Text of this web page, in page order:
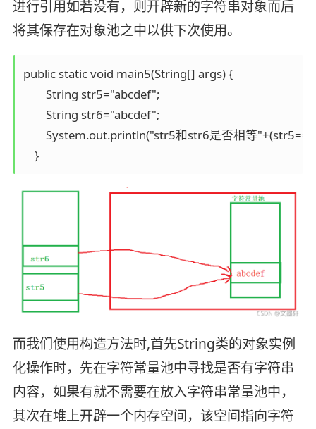
进行引用如若没有，则开辟新的字符串对象而后
将其保存在对象池之中以供下次使用。
public static void main5(String[] args) {
        String str5="abcdef";
        String str6="abcdef";
System.out.println("str5和str6是否相等
    }
而我们使用构造方法时,首先String类的对象实例
化操作时，先在字符常量池中寻找是否有字符串
内容，如果有就不需要在放入字符串常量池中，
其次在堆上开辟一个内存空间，该空间指向字符